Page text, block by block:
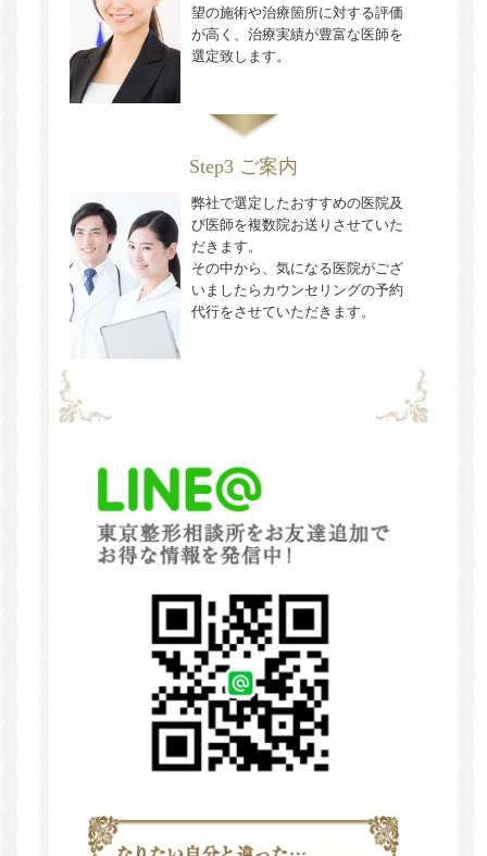
望の施術や治療箇所に対する評価
が高く、治療実績が豊富な医師を
選定致します。
Step3 ご案内
弊社で選定したおすすめの医院及
び医師を複数院お送りさせていた
だきます。
その中から、気になる医院がござ
いましたらカウンセリングの予約
代行をさせていただきます。